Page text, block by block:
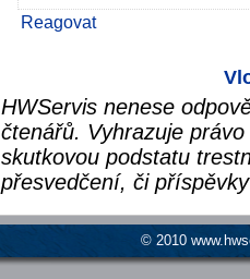
Reagovat
HWServis nenese
čtenářů. Vyhrazuje
skutkovou podstatu
přesvedčení, či
© 2010